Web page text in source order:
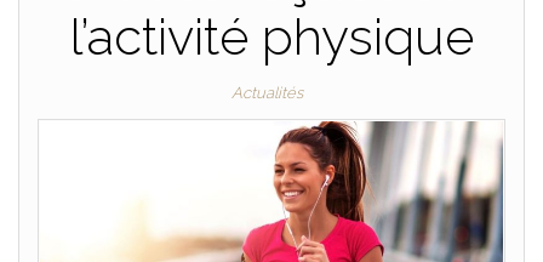
l’activité physique
Actualités